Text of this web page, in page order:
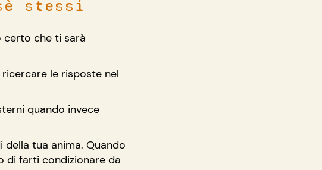
stessi
certo che ti sarà
le risposte nel
quando invece
tua anima. Quando
di farti condizionare da